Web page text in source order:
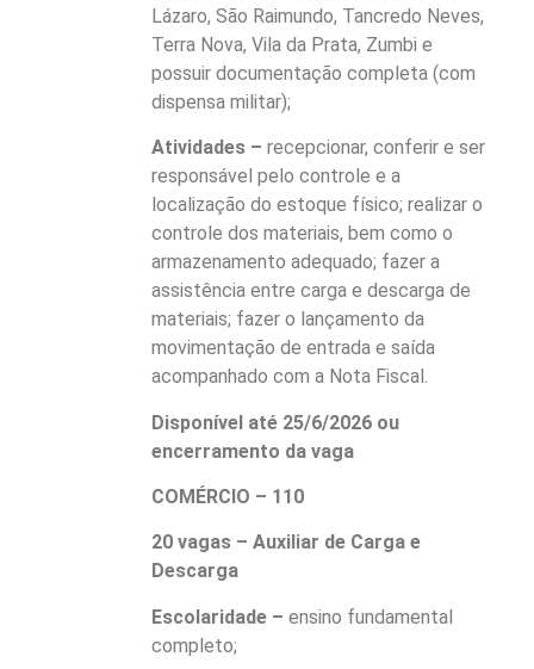
Lázaro, São Raimundo, Tancredo Neves,
Terra Nova, Vila da Prata, Zumbi e
possuir documentação completa (com
dispensa militar);
Atividades –recepcionar, conferir e ser
responsável pelo controle e a
localização do estoque físico; realizar o
controle dos materiais, bem como o
armazenamento adequado; fazer a
assistência entre carga e descarga de
materiais; fazer o lançamento da
movimentação de entrada e saída
acompanhado com a Nota Fiscal.
Disponível até 25/6/2026 ou
encerramento da vaga
COMÉRCIO – 110
20 vagas – Auxiliar de Carga e
Descarga
Escolaridade – ensino fundamental
completo;